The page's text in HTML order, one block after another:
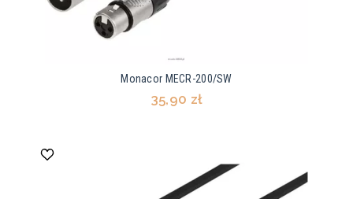
Monacor MECR-200/SW
35,90 zł